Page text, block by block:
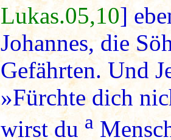
Lukas.05,10]
Johannes, die
Gefährten. Und
»Fürchte dich
wirst dua